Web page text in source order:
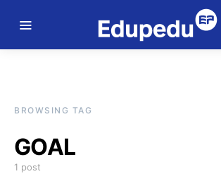
BROWSING TAG
GOAL
1 post